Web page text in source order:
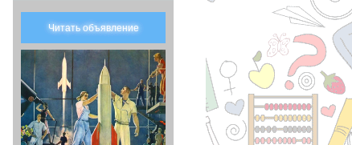
Читать объявление